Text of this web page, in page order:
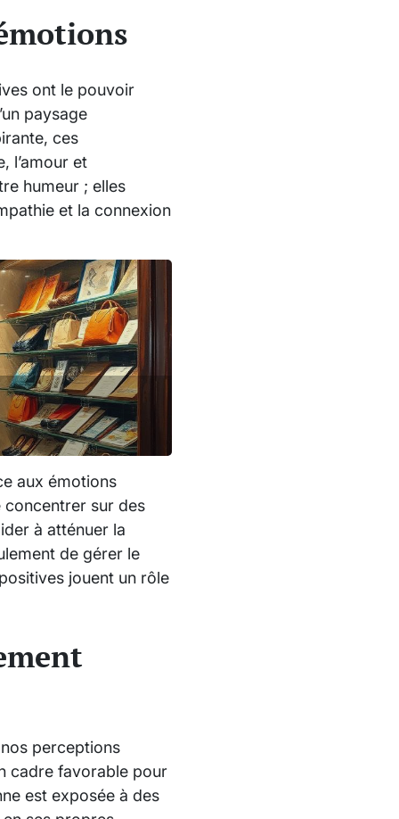
ont le pouvoir
paysage
ces
l’amour et
humeur ; elles
et la connexion
aux émotions
concentrer sur des
à atténuer la
de gérer le
jouent un rôle
perceptions
cadre favorable pour
est exposée à des